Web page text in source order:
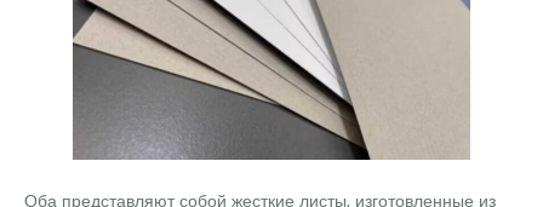
Оба представляют собой жесткие листы, изготовленные из